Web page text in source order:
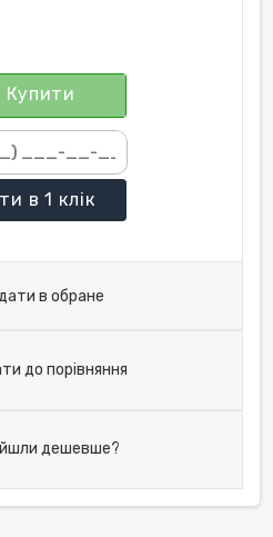
Купити
в 1 клік
в обране
до порівняння
дешевше?